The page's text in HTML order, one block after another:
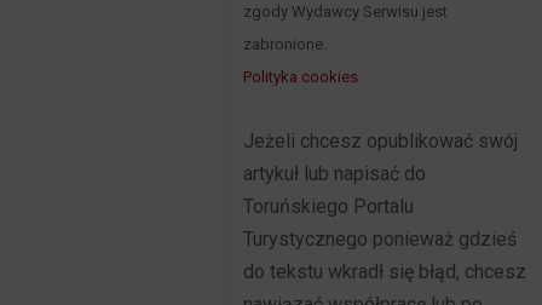
zgody Wydawcy Serwisu jest
zabronione.
Polityka cookies
Jeżeli chcesz opublikować swój
artykuł lub napisać do
Toruńskiego Portalu
Turystycznego ponieważ gdzieś
do tekstu wkradł się błąd, chcesz